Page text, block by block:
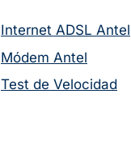
Internet ADSL Antel
Módem Antel
Test de Velocidad